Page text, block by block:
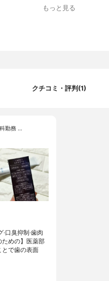
一水素ナトリウム、リン酸、リン酸
リン酸ナトリウム / 保存剤：メチ
もっと見る
クチコミ・評判(1)
勤務 …
口臭抑制·歯肉
ための】医薬部
とで歯の表面